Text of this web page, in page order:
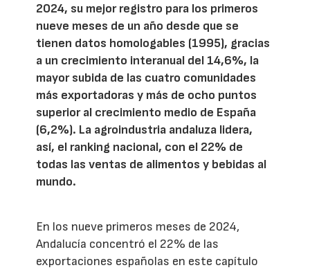
2024, su mejor registro para los primeros
nueve meses de un año desde que se
tienen datos homologables (1995), gracias
a un crecimiento interanual del 14,6%, la
mayor subida de las cuatro comunidades
más exportadoras y más de ocho puntos
superior al crecimiento medio de España
(6,2%). La agroindustria andaluza lidera,
así, el ranking nacional, con el 22% de
todas las ventas de alimentos y bebidas al
mundo.
En los nueve primeros meses de 2024,
Andalucía concentró el 22% de las
exportaciones españolas en este capítulo